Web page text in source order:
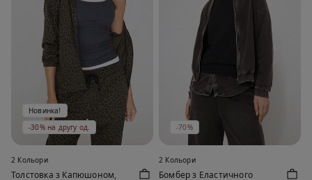
Новинка!
-30% на другу од.
2 Кольори
Толстовка з Капюшоном,
-70%
2 Кольори
Бомбер з Еластичного